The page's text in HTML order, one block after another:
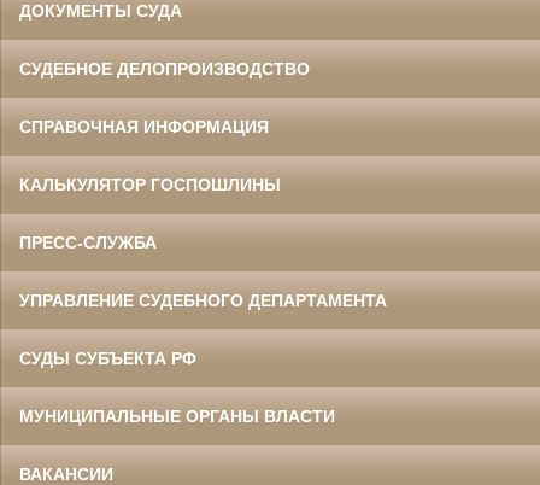
ДОКУМЕНТЫ СУДА
СУДЕБНОЕ ДЕЛОПРОИЗВОДСТВО
СПРАВОЧНАЯ ИНФОРМАЦИЯ
КАЛЬКУЛЯТОР ГОСПОШЛИНЫ
ПРЕСС-СЛУЖБА
УПРАВЛЕНИЕ СУДЕБНОГО ДЕПАРТАМЕНТА
СУДЫ СУБЪЕКТА РФ
МУНИЦИПАЛЬНЫЕ ОРГАНЫ ВЛАСТИ
ВАКАНСИИ